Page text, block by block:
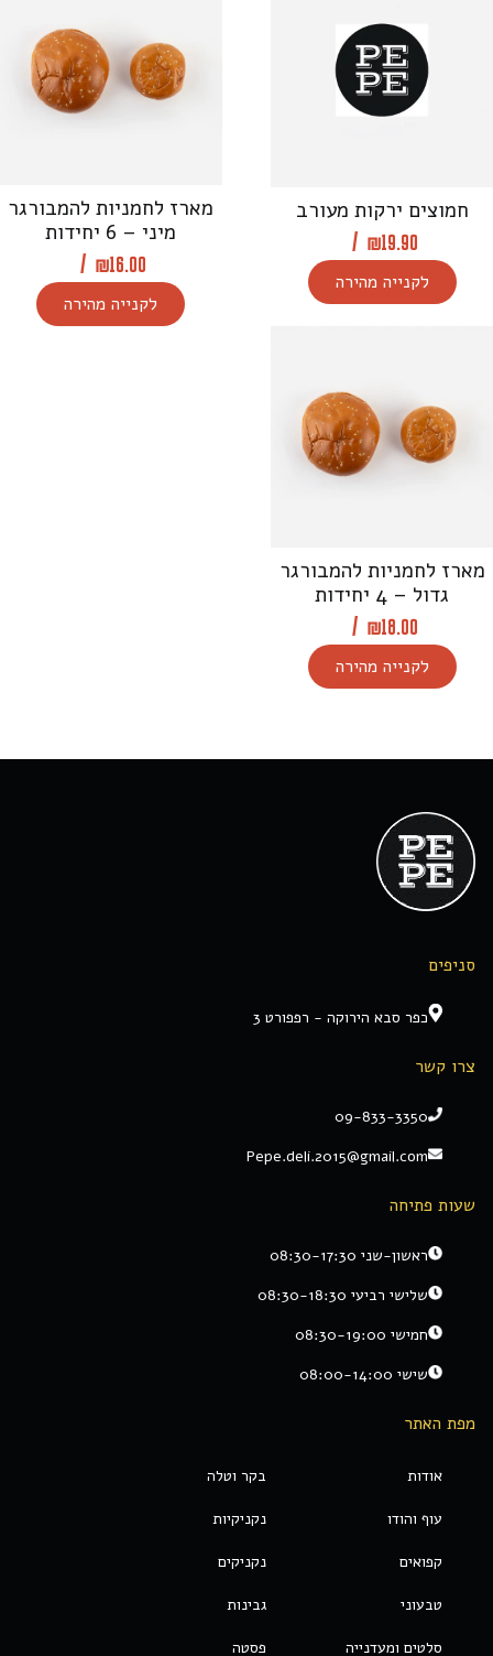
חמוצים ירקות מעורב
₪19.90
/
לקנייה מהירה
מארז לחמניות להמבורגר
מיני – 6 יחידות
₪16.00
/
לקנייה מהירה
מארז לחמניות להמבורגר
גדול – 4 יחידות
₪18.00
/
לקנייה מהירה
סניפים
כפר סבא הירוקה - רפפורט 3
צרו קשר
09-833-3350
Pepe.deli.2015@gmail.com
שעות פתיחה
ראשון-שני 08:30-17:30
שלישי רביעי 08:30-18:30
חמישי 08:30-19:00
שישי 08:00-14:00
מפת האתר
אודות בקר וטלה
עוף והודו נקניקיות
קפואים נקניקים
טבעוני גבינות
סלטים ומעדנייה פסטה